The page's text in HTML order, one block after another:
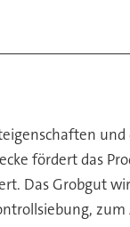
fördert das
Das Grobgut
zum